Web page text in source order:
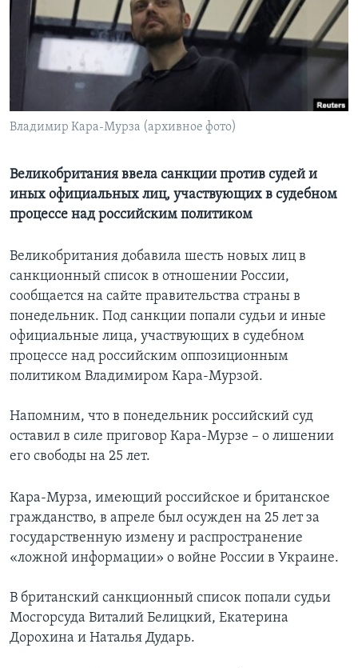
Learning English
СОЦИАЛЬНЫЕ СЕТИ
Владимир Кара-Мурза (архивное фото)
Великобритания ввела санкции против судей и
иных официальных лиц, участвующих в судебном
процессе над российским политиком
Великобритания добавила шесть новых лиц в
санкционный список в отношении России,
сообщается на сайте правительства страны в
понедельник. Под санкции попали судьи и иные
официальные лица, участвующих в судебном
процессе над российским оппозиционным
политиком Владимиром Кара-Мурзой.
Напомним, что в понедельник российский суд
оставил в силе приговор Кара-Мурзе – о лишении
его свободы на 25 лет.
Кара-Мурза, имеющий российское и британское
гражданство, в апреле был осужден на 25 лет за
государственную измену и распространение
«ложной информации» о войне России в Украине.
В британский санкционный список попали судьи
Мосгорсуда Виталий Белицкий, Екатерина
Дорохина и Наталья Дударь.